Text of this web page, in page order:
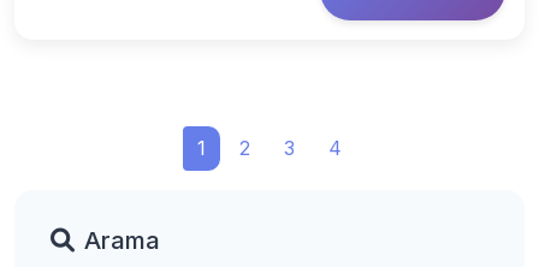
1 2 3 4
Arama